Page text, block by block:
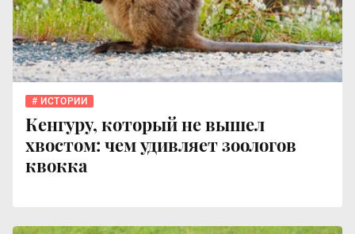
ИСТОРИИ
Кенгуру, который не вышел
хвостом: чем удивляет зоологов
квокка